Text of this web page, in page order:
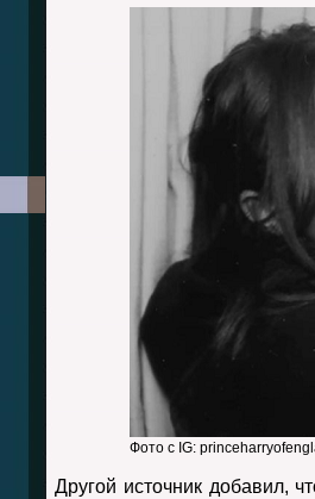
Фото с IG:
Другой источник добавил,